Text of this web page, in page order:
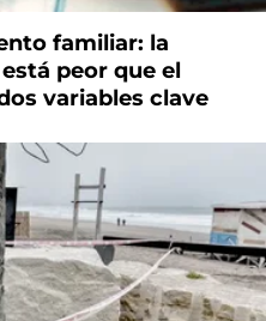
familiar: la
peor que el
variables clave